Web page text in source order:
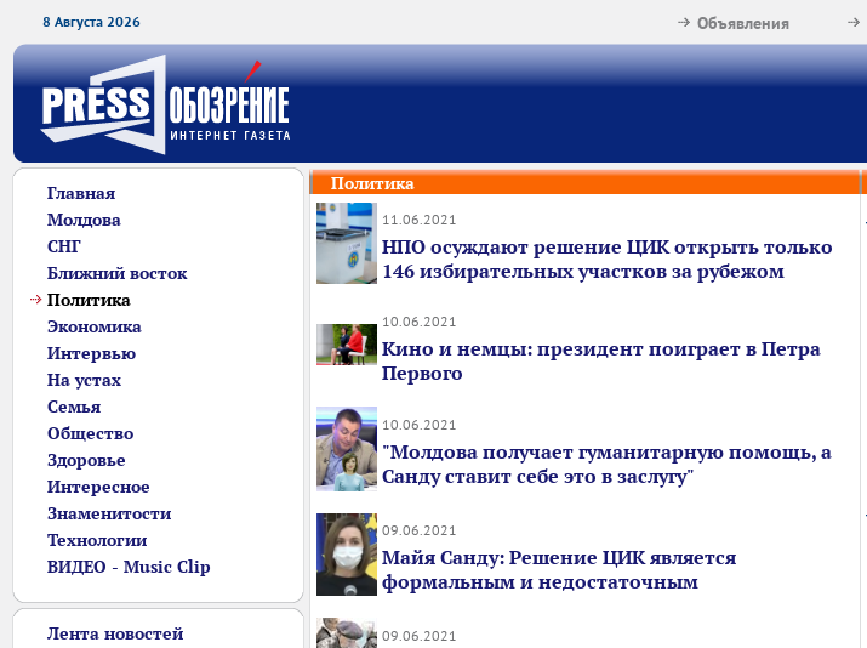
8 Августа 2026 Объявления
Главная
Молдова
СНГ
Ближний восток
Политика
Экономика
Интервью
На устах
Семья
Общество
Здоровье
Интересное
Знаменитости
Технологии
ВИДЕО - Music Clip
Лента новостей
Политика
11.06.2021
НПО осуждают решение ЦИК открыть только
146 избирательных участков за рубежом
10.06.2021
Кино и немцы: президент поиграет в Петра
Первого
10.06.2021
"Молдова получает гуманитарную помощь, а
Санду ставит себе это в заслугу"
09.06.2021
Майя Санду: Решение ЦИК является
формальным и недостаточным
09.06.2021